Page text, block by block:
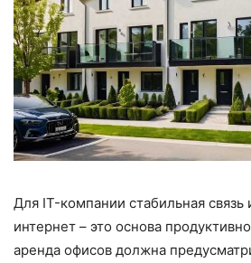
Для IT-компании стабильная связь
интернет – это основа
аренда офисов должна